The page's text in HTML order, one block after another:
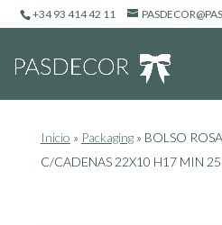
+34 93 414 42 11
Inicio » Packaging» BOLSO
C/CADENAS 22X10 H17 MIN 25